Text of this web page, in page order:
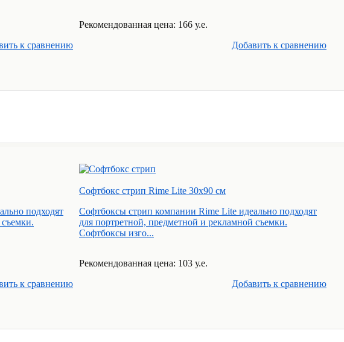
к cравнению
Рекомендованная цена: 166 у.е.
Добавить к cравнению
подходят
к cравнению
Софтбокс стрип Rime Lite 30х90 см
Софтбоксы стрип компании Rime Lite идеально подходят
для портретной, предметной и рекламной съемки.
Софтбоксы изго...
Рекомендованная цена: 103 у.е.
Добавить к cравнению